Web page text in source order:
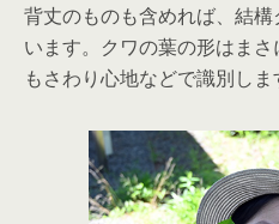
背丈のものも含めれば、結
います。クワの葉の形はま
もさわり心地などで識別しま